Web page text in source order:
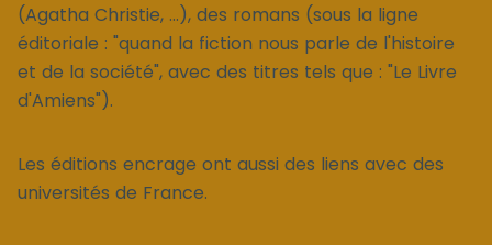
(Agatha Christie, ...), des romans (sous la ligne
éditoriale : "quand la fiction nous parle de l'histoire
et de la société", avec des titres tels que : "Le Livre
d'Amiens").
Les éditions encrage ont aussi des liens avec des
universités de France.